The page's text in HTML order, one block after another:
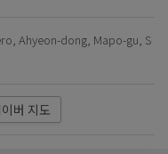
Ahyeon-dong, Mapo-gu, S
버 지도